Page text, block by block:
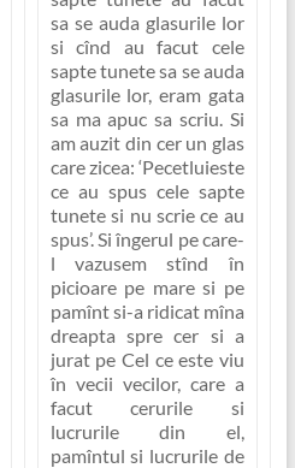
sa se auda glasurile lor
si cînd au facut cele
sapte tunete sa se auda
glasurile lor, eram gata
sa ma apuc sa scriu. Si
am auzit din cer un glas
care zicea: ‘Pecetluieste
ce au spus cele sapte
tunete si nu scrie ce au
spus’. Si îngerul pe care-
l vazusem stînd în
picioare pe mare si pe
pamînt si-a ridicat mîna
dreapta spre cer si a
jurat pe Cel ce este viu
în vecii vecilor, care a
facut cerurile si
lucrurile din el,
pamîntul si lucrurile de